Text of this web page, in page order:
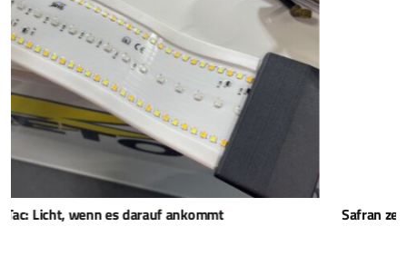
Safran zeigt IronSnake Wärmebild-Waffen-Reflexvisier